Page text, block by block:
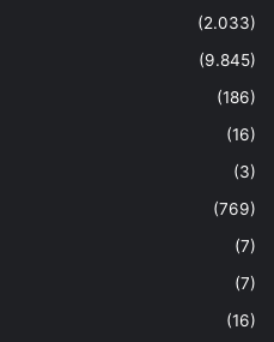
(2.033)
(9.845)
(186)
(16)
(3)
(769)
(7)
(7)
(16)